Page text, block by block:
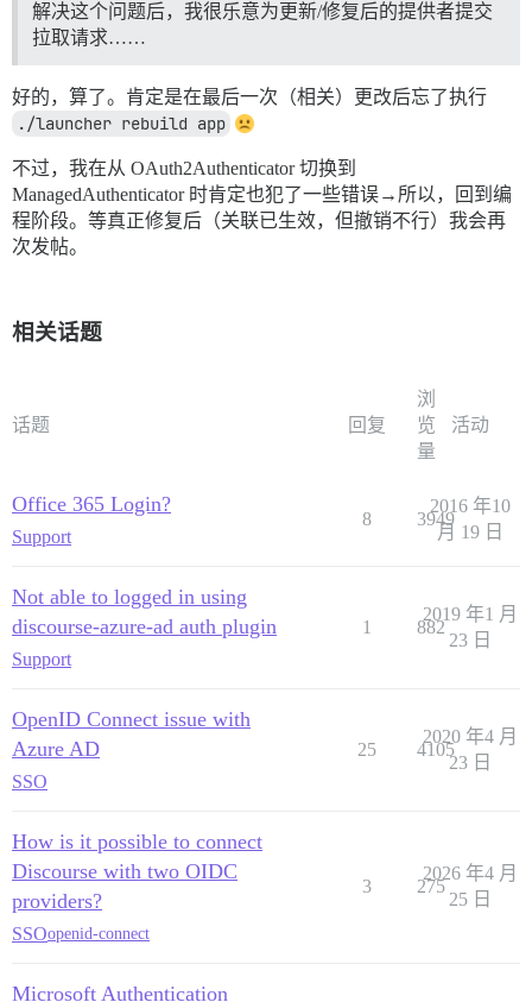
解决这个问题后，我很乐意为更新/修复后的提供者提交
拉取请求……
好的，算了。肯定是在最后一次（相关）更改后忘了执行
./launcher rebuild app
不过，我在从 OAuth2Authenticator 切换到
ManagedAuthenticator 时肯定也犯了一些错误→所以，回到编
程阶段。等真正修复后（关联已生效，但撤销不行）我会再
次发帖。
相关话题
话题 回复
浏
览
量
活动
Office 365 Login?
Support
8 3949
2016 年10
月 19 日
Not able to logged in using
discourse-azure-ad auth plugin
Support
1 882
2019 年1 月
23 日
OpenID Connect issue with
Azure AD
SSO
25 4105
2020 年4 月
23 日
How is it possible to connect
Discourse with two OIDC
providers?
SSOopenid-connect
3 275
2026 年4 月
25 日
Microsoft Authentication